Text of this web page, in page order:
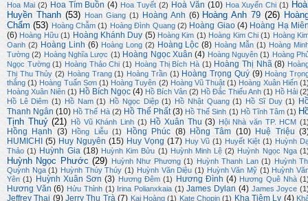
Hoa Mai (2) Hoa Tím Buồn (4) Hoa Tuyết (2) Hoà Văn (10) Hoa Xuyến Chi (1)
Huyền Thanh (53) Hoan Giang (1) Hoàng Anh (6) Hoàng Anh 79 (26)
Chẩm (53) Hoàng Chẫm (1) Hoàng Đình Quang (2) Hoàng Giao (4) Hoàng Hạ
(6) Hoàng Hữu (1) Hoàng Khánh Duy (5) Hoàng Kim (1) Hoàng Kim Chi (1) Hoàng
Oanh (2) Hoàng Linh (6) Hoàng Long (2) Hoàng Lộc (8) Hoàng Mẫn (1) Hoàng
Tường (2) Hoàng Nghĩa Lược (1) Hoàng Ngọc Xuân (4) Hoàng Nguyên (1) Hoàng
Ngọc Tường (1) Hoàng Thảo Chi (1) Hoàng Thị Bích Hà (1) Hoàng Thị Nhã (8)
Thị Thu Thủy (2) Hoàng Trang (1) Hoàng Trần (1) Hoàng Trọng Quý (9) Hoàng
thắng (1) Hoàng Tuấn Sơn (1) Hoàng Tuyên (2) Hoàng Vũ Thuật (1) Hoàng Xuân Hiến
Hoàng Xuân Niên (1) Hồ Bích Ngọc (4) Hồ Bích Vân (2) Hồ Đắc Thiếu Anh (1) Hồ Hải
Hồ Lê Diêm (1) Hồ Nam (1) Hồ Ngọc Diệp (1) Hồ Nhật Quang (1) Hồ Sĩ Duy (1)
Thanh Ngân (10) Hồ Thế Hà (2) Hồ Thế Phất (3) Hồ Thế Sinh (1) Hồ Tĩnh Tâm (1)
Tịnh Thuỷ (21) Hồ Vũ Khánh Linh (1) Hồ Xuân Thu (3) Hội Nhà văn TP. HCM
Hồng Hạnh (3) Hồng Liễu (1) Hồng Phúc (8) Hồng Tâm (10) Huệ Triệu
HUMICHI (5) Huy Nguyên (15) Huy Vọng (17) Huy Vũ (1) Huyết Kiệt (1) Huỳnh
Thảo (1) Huỳnh Gia (18) Huỳnh Kim Bửu (1) Huỳnh Minh Lệ (2) Huỳnh Ngọc Nga
Huỳnh Ngọc Phước (29) Huỳnh Như Phương (1) Huỳnh Thanh Lan (1) Huỳnh
Quỳnh Nga (1) Huỳnh Thúy Thúy (1) Huỳnh Văn Diệu (1) Huỳnh Văn Mỹ (1) Huỳnh
Yên (1) Huỳnh Xuân Sơn (3) Hương Đêm (1) Hương Đình (4) Hương Quê Nhà
Hương Văn (6) Hửu Thỉnh (1) Irina Polianxkaia (1) James Dylan (4) James Joyce
Jeffrey Thai (9) Jerry Thu Trà (7) Kai Hoàng (1) Kate Chopin (1) Kha Tiệm Ly (4)